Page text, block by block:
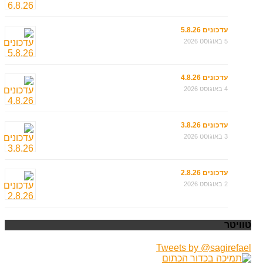
עדכונים 5.8.26
5 באוגוסט 2026
עדכונים 4.8.26
4 באוגוסט 2026
עדכונים 3.8.26
3 באוגוסט 2026
עדכונים 2.8.26
2 באוגוסט 2026
טוויטר
Tweets by @sagirefael